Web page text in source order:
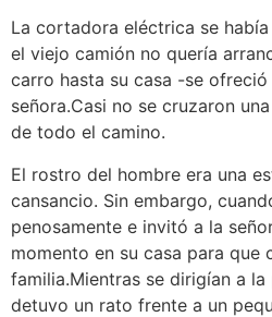
La cortadora eléctrica se
el viejo camión no quería
carro hasta su casa -se ofreció
señora.Casi no se cruzaron
de todo el camino.
El rostro del hombre era una
cansancio. Sin embargo,
penosamente e invitó a la
momento en su casa para que
familia.Mientras se dirigían a
detuvo un rato frente a un